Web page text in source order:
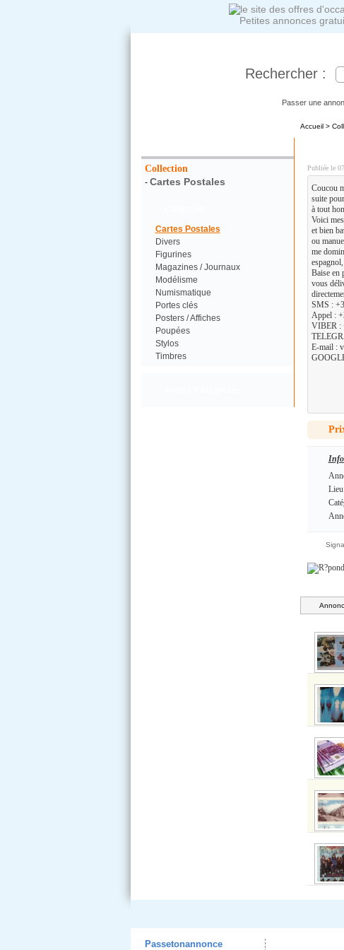
Petites annonces
Rechercher :
Passer une
Collection
- Cartes Postales
Cartes Postales
Divers
Figurines
Magazines / Journaux
Modélisme
Numismatique
Portes clés
Posters / Affiches
Poupées
Stylos
Timbres
Accueil>
Publiée le
Coucou
suite
à tout
Voici
et bien
ou
me
Baise en
vous
SMS :
Appel :
VIBER :
E-mail :
Passetonannonce